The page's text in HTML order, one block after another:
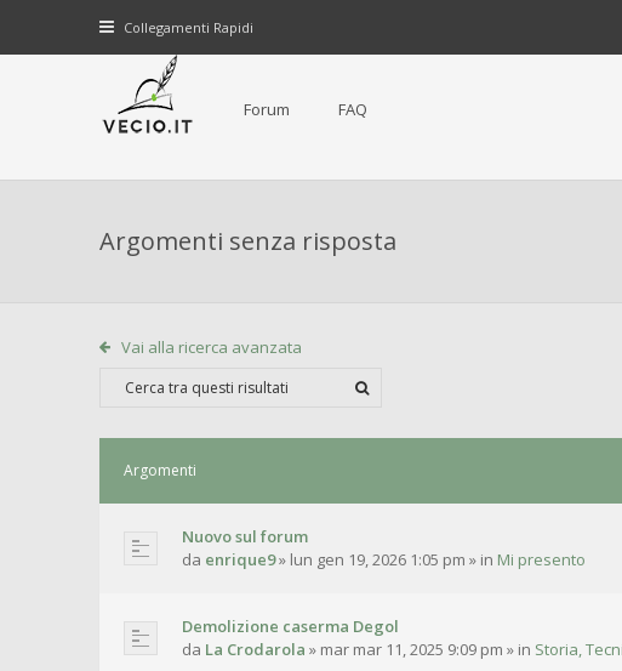
Collegamenti Rapidi
Forum FAQ
Argomenti senza risposta
Vai alla ricerca avanzata
Argomenti
Nuovo sul forum
da enrique9» lun gen 19, 2026 1:05 pm » in Mi presento
Demolizione caserma Degol
da La Crodarola » mar mar 11, 2025 9:09 pm » in Storia,